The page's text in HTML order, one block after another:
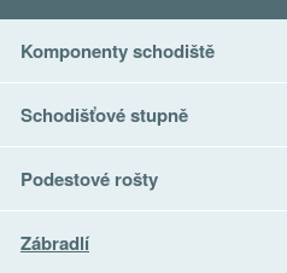
Komponenty schodiště
Schodišťové stupně
Podestové rošty
Zábradlí